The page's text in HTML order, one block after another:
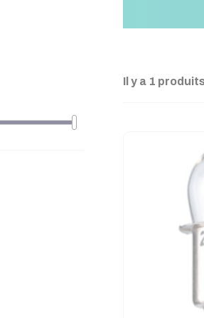
Il y a 1